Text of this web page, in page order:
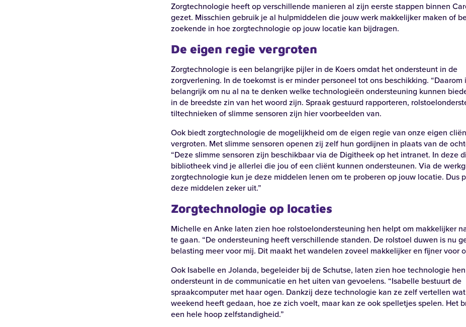
Zorgtechnologie heeft op verschillende manieren al zijn eerste stappen binnen
gezet. Misschien gebruik je al hulpmiddelen die jouw werk makkelijker maken of
zoekende in hoe zorgtechnologie op jouw locatie kan bijdragen.
De eigen regie vergroten
Zorgtechnologie is een belangrijke pijler in de Koers omdat het ondersteunt in de
zorgverlening. In de toekomst is er minder personeel tot ons beschikking. “Daarom
belangrijk om nu al na te denken welke technologieën ondersteuning kunnen
in de breedste zin van het woord zijn. Spraak gestuurd rapporteren,
tiltechnieken of slimme sensoren zijn hier voorbeelden van.
Ook biedt zorgtechnologie de mogelijkheid om de eigen regie van onze eigen
vergroten. Met slimme sensoren openen zij zelf hun gordijnen in plaats van de
“Deze slimme sensoren zijn beschikbaar via de Digitheek op het intranet. In deze
bibliotheek vind je allerlei die jou of een cliënt kunnen ondersteunen. Via de
zorgtechnologie kun je deze middelen lenen om te proberen op jouw locatie. Dus
deze middelen zeker uit.”
Zorgtechnologie op locaties
Michelle en Anke laten zien hoe rolstoelondersteuning hen helpt om makkelijker
te gaan. “De ondersteuning heeft verschillende standen. De rolstoel duwen is nu
belasting meer voor mij. Dit maakt het wandelen zoveel makkelijker en fijner voor
Ook Isabelle en Jolanda, begeleider bij de Schutse, laten zien hoe technologie hen
ondersteunt in de communicatie en het uiten van gevoelens. “Isabelle bestuurt de
spraakcomputer met haar ogen. Dankzij deze technologie kan ze zelf vertellen
weekend heeft gedaan, hoe ze zich voelt, maar kan ze ook spelletjes spelen. Het
een hele hoop zelfstandigheid.”
Vacatures Werken bij
Guido Gezellelaan 255 | Harderwijk Voorthuizerstraat 104 | Putten
Anker
Bekijk locatie
Anne Franklaan 46 | Harderwijk
Anne Franklaan
Bekijk locatie